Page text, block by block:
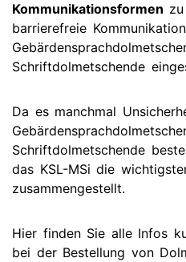
Kommunikationsformen
barrierefreie
Schriftdolmetschende
Da es manchmal
Schriftdolmetschende
das KSL-MSi die
zusammengestellt.
Hier finden Sie alle Infos
bei der Bestellung von